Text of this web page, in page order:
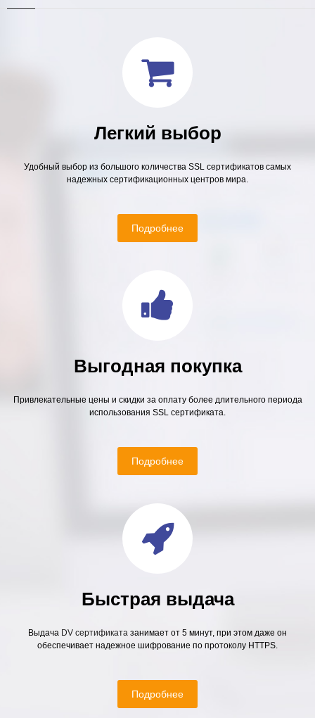
Легкий выбор
Удобный выбор из большого количества SSL сертификатов самых
надежных сертификационных центров мира.
Подробнее
Выгодная покупка
Привлекательные цены и скидки за оплату более длительного периода
использования SSL сертификата.
Подробнее
Быстрая выдача
Выдача DV сертификата занимает от 5 минут, при этом даже он
обеспечивает надежное шифрование по протоколу HTTPS.
Подробнее